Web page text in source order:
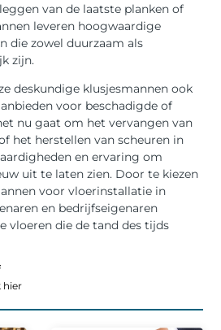
van de laatste planken of
leveren hoogwaardige
die zowel duurzaam als
zijn.
deskundige klusjesmannen ook
voor beschadigde of
nu gaat om het vervangen van
het herstellen van scheuren in
en ervaring om
uit te laten zien. Door te kiezen
voor vloerinstallatie in
en bedrijfseigenaren
vloeren die de tand des tijds
hier